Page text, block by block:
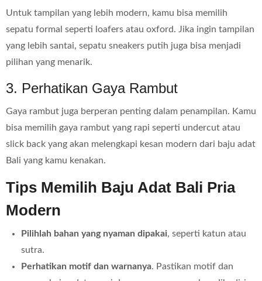
Untuk tampilan yang lebih modern, kamu bisa memilih
sepatu formal seperti loafers atau oxford. Jika ingin tampilan
yang lebih santai, sepatu sneakers putih juga bisa menjadi
pilihan yang menarik.
3. Perhatikan Gaya Rambut
Gaya rambut juga berperan penting dalam penampilan. Kamu
bisa memilih gaya rambut yang rapi seperti undercut atau
slick back yang akan melengkapi kesan modern dari baju adat
Bali yang kamu kenakan.
Tips Memilih Baju Adat Bali Pria
Modern
Pilihlah bahan yang nyaman dipakai, seperti katun atau
sutra.
Perhatikan motif dan warnanya. Pastikan motif dan